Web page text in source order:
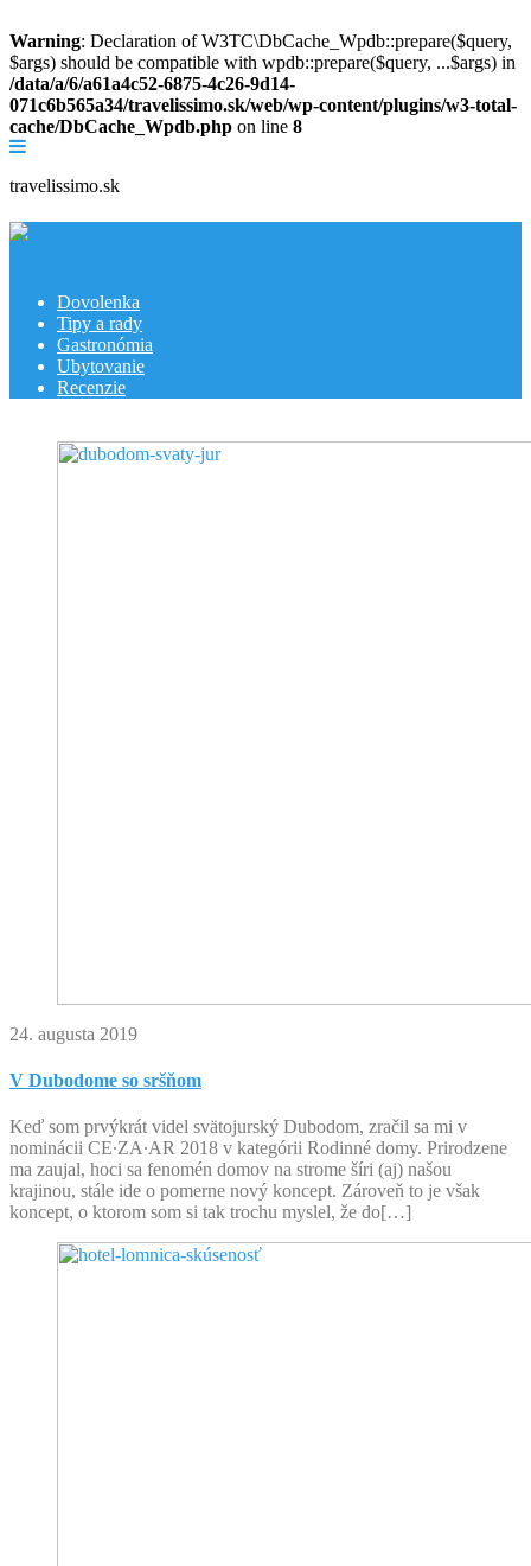
Warning: Declaration of W3TC\DbCache_Wpdb::prepare($query,
$args) should be compatible with wpdb::prepare($query, ...$args) in
/data/a/6/a61a4c52-6875-4c26-9d14-
071c6b565a34/travelissimo.sk/web/wp-content/plugins/w3-total-
cache/DbCache_Wpdb.php on line 8
travelissimo.sk
Dovolenka
Tipy a rady
Gastronómia
Ubytovanie
Recenzie
24. augusta 2019
V Dubodome so sršňom
Keď som prvýkrát videl svätojurský Dubodom, zračil sa mi v
nominácii CE∙ZA∙AR 2018 v kategórii Rodinné domy. Prirodzene
ma zaujal, hoci sa fenomén domov na strome šíri (aj) našou
krajinou, stále ide o pomerne nový koncept. Zároveň to je však
koncept, o ktorom som si tak trochu myslel, že do[…]